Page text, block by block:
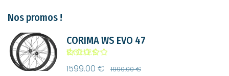
Nos promos !
CORIMA WS EVO 47
ROUES
| Roues
1599.00 € 1990.00 €